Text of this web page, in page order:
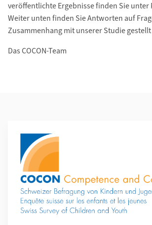
veröffentlichte Ergebnisse finden Sie
Weiter unten finden Sie Antworten auf
Zusammenhang mit unserer Studie
Das COCON-Team